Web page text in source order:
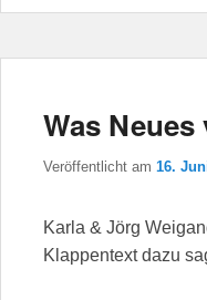
Was
Veröffentlicht am 16.
Karla & Jörg
Klappentext dazu